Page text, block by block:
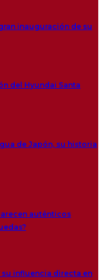
inauguración de su
del Hyundai Santa
de Japón, su historia
auténticos
influencia directa en